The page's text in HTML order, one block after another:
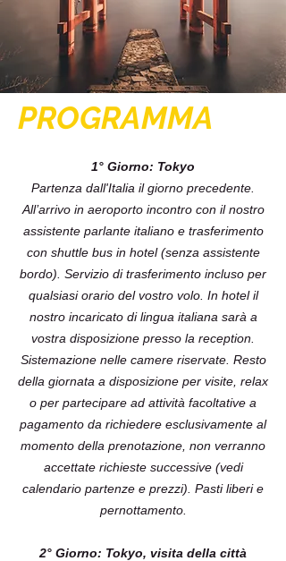
PROGRAMMA
1° Giorno: Tokyo
Partenza dall'Italia il giorno precedente.
All’arrivo in aeroporto incontro con il nostro
assistente parlante italiano e trasferimento
con shuttle bus in hotel (senza assistente
bordo). Servizio di trasferimento incluso per
qualsiasi orario del vostro volo. In hotel il
nostro incaricato di lingua italiana sarà a
vostra disposizione presso la reception.
Sistemazione nelle camere riservate. Resto
della giornata a disposizione per visite, relax
o per partecipare ad attività facoltative a
pagamento da richiedere esclusivamente al
momento della prenotazione, non verranno
accettate richieste successive (vedi
calendario partenze e prezzi). Pasti liberi e
pernottamento.
2° Giorno: Tokyo, visita della città